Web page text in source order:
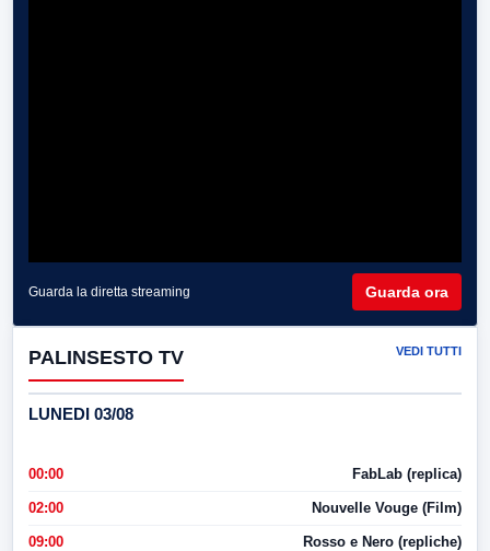
Guarda la diretta streaming Guarda ora
PALINSESTO TV VEDI TUTTI
LUNEDI 03/08
00:00 FabLab (replica)
02:00 Nouvelle Vouge (Film)
09:00 Rosso e Nero (repliche)